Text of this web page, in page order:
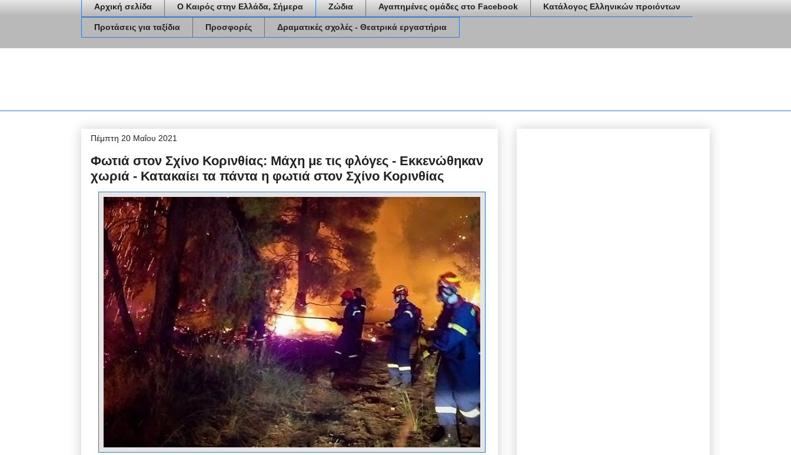
Αρχική σελίδα Ο Καιρός στην Ελλάδα, Σήμερα Ζώδια Αγαπημένες ομάδες στο Facebook Κατάλογος Ελληνικών προιόντων
Προτάσεις για ταξίδια Προσφορές Δραματικές σχολές - Θεατρικά εργαστήρια
Πέμπτη 20 Μαΐου 2021
Φωτιά στον Σχίνο Κορινθίας: Μάχη με τις φλόγες ‑ Εκκενώθηκαν
χωριά - Κατακαίει τα πάντα η φωτιά στον Σχίνο Κορινθίας